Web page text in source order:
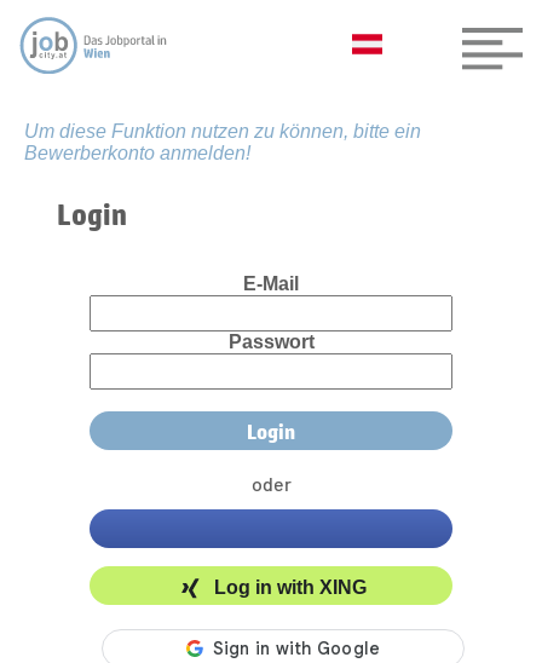
Um diese Funktion nutzen zu können, bitte ein
Bewerberkonto anmelden!
Login
E-Mail
Passwort
oder
Log in with XING